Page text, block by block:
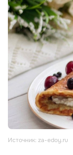
Источник: za-edoy.ru